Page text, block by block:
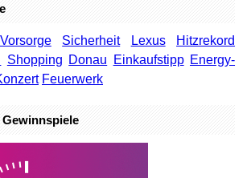
Vorsorge Sicherheit Lexus
Hitzrekord
Shopping Donau Einkaufstipp Energy-
Feuerwerk